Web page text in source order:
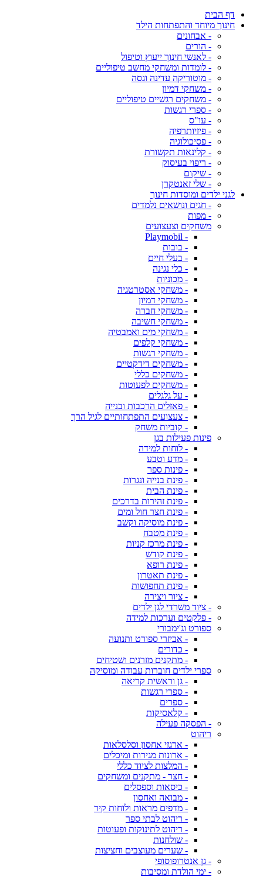
דף הבית
חינוך מיוחד והתפתחות הילד
- אבחונים
- הורים
- לאנשי חינוך ייעוץ וטיפול
- לומדות ומשחקי מחשב טיפוליים
- מוטוריקה עדינה וגסה
- משחקי דמיון
- משחקים רגשיים טיפוליים
- ספרי רגשות
- עו"ס
- פיזיותרפיה
- פסיכולוגיה
- קלינאות תקשורת
- ריפוי בעיסוק
- שיקום
- שלי זאנטקרן
לגני ילדים ומוסדות חינוך
- חגים ונושאים נלמדים
- מפות
משחקים וצעצועים
- Playmobil
- בובות
- בעלי חיים
- כלי נגינה
- מכוניות
- משחקי אסטרטגיה
- משחקי דמיון
- משחקי חברה
- משחקי חשיבה
- משחקי מים ואמבטיה
- משחקי קלפים
- משחקי רגשות
- משחקים דידקטיים
- משחקים כללי
- משחקים לפעוטות
- על גלגלים
- פאזלים הרכבות ובנייה
- צעצועים התפתחותיים לגיל הרך
- קוביות משחק
פינות פעילות בגן
- לוחות למידה
- מדע וטבע
- פינות ספר
- פינת בנייה ונגרות
- פינת הבית
- פינת זהירות בדרכים
- פינת חצר חול ומים
- פינת מוסיקה וקשב
- פינת מטבח
- פינת מרכז קניות
- פינת קודש
- פינת רופא
- פינת תאטרון
- פינת תחפושות
- ציור ויצירה
- ציוד משרדי לגן ילדים
- פלקטים וערכות למידה
ספורט וג'ימבורי
- אביזרי ספורט ותנועה
- כדורים
- מתקנים מזרנים ושטיחים
ספרי ילדים חוברות עבודה ומוסיקה
- גן וראשית קריאה
- ספרי רגשות
- ספרים
- קלאסיקות
- הפסקה פעילה
ריהוט
- ארגזי אחסון וסלסלאות
- ארונות מגירות ומיכלים
- המלצות לציוד כללי
- חצר - מתקנים ומשחקים
- כיסאות וספסלים
- מבואה ואחסון
- מדפים מראות ולוחות קיר
- ריהוט לבתי ספר
- ריהוט לתינוקות ופעוטות
- שולחנות
- שערים מעוצבים וחציצות
- גן אנטרופוסופי
- ימי הולדת ומסיבות